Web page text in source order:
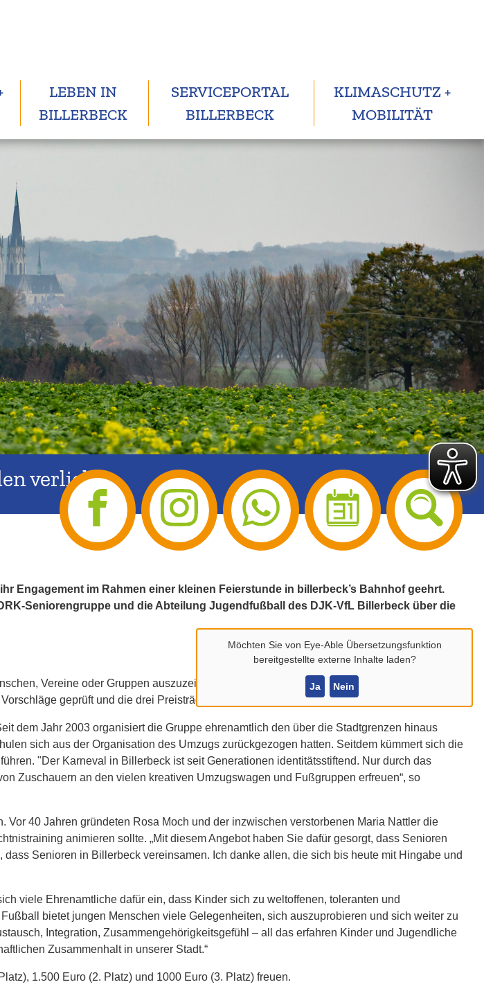
Möchten Sie von Eye-Able Übersetzungsfunktion
bereitgestellte externe Inhalte laden?
Ja Nein
LEBEN IN
BILLERBECK
SERVICEPORTAL
BILLERBECK
KLIMASCHUTZ +
MOBILITÄT
verliehen
Engagement im Rahmen einer kleinen Feierstunde in billerbeck’s Bahnhof geehrt.
Seniorengruppe und die Abteilung Jugendfußball des DJK-VfL Billerbeck über die
Vereine oder Gruppen auszuzeichnen, die sich in der Heimat besonders engagieren.
geprüft und die drei Preisträger ausgewählt.
dem Jahr 2003 organisiert die Gruppe ehrenamtlich den über die Stadtgrenzen hinaus
sich aus der Organisation des Umzugs zurückgezogen hatten. Seitdem kümmert sich die
"Der Karneval in Billerbeck ist seit Generationen identitätsstiftend. Nur durch das
Zuschauern an den vielen kreativen Umzugswagen und Fußgruppen erfreuen“, so
40 Jahren gründeten Rosa Moch und der inzwischen verstorbenen Maria Nattler die
animieren sollte. „Mit diesem Angebot haben Sie dafür gesorgt, dass Senioren
Senioren in Billerbeck vereinsamen. Ich danke allen, die sich bis heute mit Hingabe und
viele Ehrenamtliche dafür ein, dass Kinder sich zu weltoffenen, toleranten und
bietet jungen Menschen viele Gelegenheiten, sich auszuprobieren und sich weiter zu
Integration, Zusammengehörigkeitsgefühl – all das erfahren Kinder und Jugendliche
Zusammenhalt in unserer Stadt.“
1.500 Euro (2. Platz) und 1000 Euro (3. Platz) freuen.